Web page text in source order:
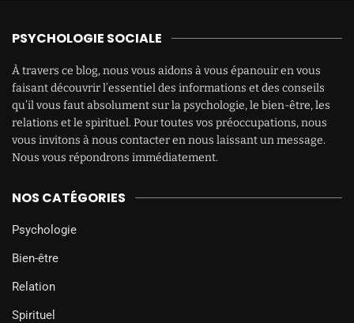
PSYCHOLOGIE SOCIALE
À travers ce blog, nous vous aidons à vous épanouir en vous
faisant découvrir l’essentiel des informations et des conseils
qu’il vous faut absolument sur la psychologie, le bien-être, les
relations et le spirituel. Pour toutes vos préoccupations, nous
vous invitons à nous contacter en nous laissant un message.
Nous vous répondrons immédiatement.
NOS CATÉGORIES
Psychologie
Bien-être
Relation
Spirituel